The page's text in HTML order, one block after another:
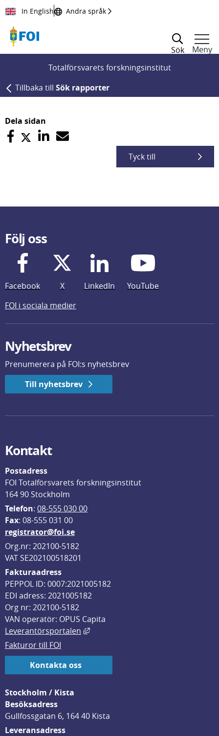
Till innehållet
In English Andra språk
Sök
Meny
Totalförsvarets forskningsinstitut
Tillbaka till Sök rapporter
Dela sidan
Tyck till
Följ oss
Facebook X LinkedIn
YouTube
FOI i sociala medier
Nyhetsbrev
Prenumerera på FOI:s nyhetsbrev
Till nyhetsbrev
Kontakt
Postadress
FOI Totalförsvarets forskningsinstitut
164 90 Stockholm
Telefon: 08-555 030 00
Fax: 08-555 031 00
registrator@foi.se
Org.nr: 202100-5182
VAT SE202100518201
Fakturaadress
PEPPOL ID: 0007:2021005182
EDI adress: 2021005182
Org nr: 202100-5182
VAN operatör: OPUS Capita
Leverantörsportalen
Länk till annan webbplats, öppnas
Fakturor till FOI
Kontakta oss
Stockholm / Kista
Besöksadress
Gullfossgatan 6, 164 40 Kista
Leveransadress